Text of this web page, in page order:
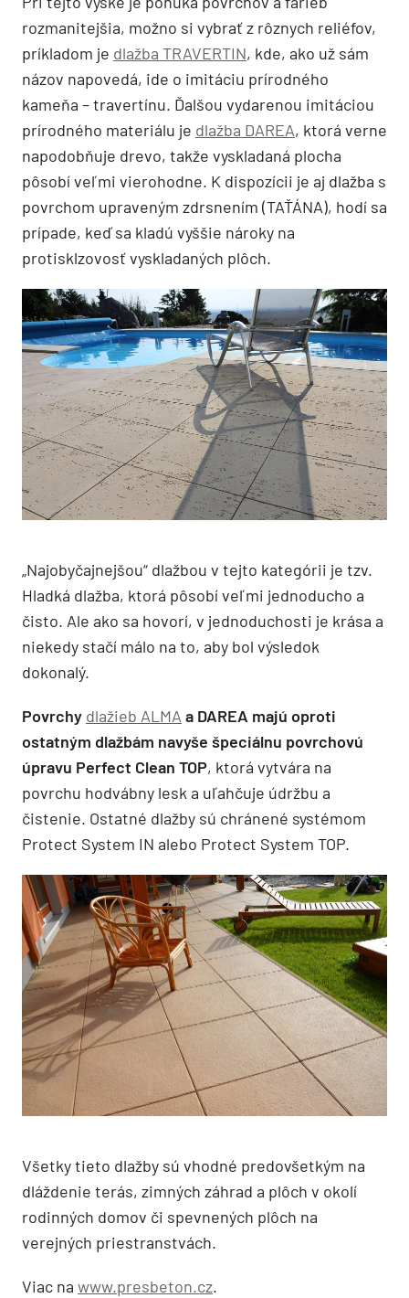
rozmanitejšia, možno si vybrať z rôznych reliéfov,
príkladom je dlažba TRAVERTIN, kde, ako už sám
názov napovedá, ide o imitáciu prírodného
kameňa – travertínu. Ďalšou vydarenou imitáciou
prírodného materiálu je dlažba DAREA, ktorá verne
napodobňuje drevo, takže vyskladaná plocha
pôsobí veľmi vierohodne. K dispozícii je aj dlažba s
povrchom upraveným zdrsnením (TAŤÁNA), hodí sa
prípade, keď sa kladú vyššie nároky na
protisklzovosť vyskladaných plôch.
„Najobyčajnejšou“ dlažbou v tejto kategórii je tzv.
Hladká dlažba, ktorá pôsobí veľmi jednoducho a
čisto. Ale ako sa hovorí, v jednoduchosti je krása a
niekedy stačí málo na to, aby bol výsledok
dokonalý.
Povrchy dlažieb ALMA a DAREA majú oproti
ostatným dlažbám navyše špeciálnu povrchovú
úpravu Perfect Clean TOP, ktorá vytvára na
povrchu hodvábny lesk a uľahčuje údržbu a
čistenie. Ostatné dlažby sú chránené systémom
Protect System IN alebo Protect System TOP.
Všetky tieto dlažby sú vhodné predovšetkým na
dláždenie terás, zimných záhrad a plôch v okolí
rodinných domov či spevnených plôch na
verejných priestranstvách.
Viac na www.presbeton.cz.